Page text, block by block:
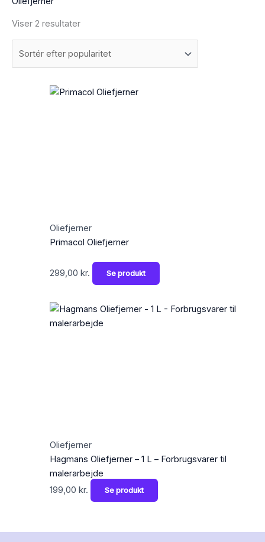
Viser 2 resultater
Oliefjerner
Primacol Oliefjerner
299,00 kr. Se produkt
Oliefjerner
Hagmans Oliefjerner – 1 L – Forbrugsvarer til
malerarbejde
199,00 kr. Se produkt